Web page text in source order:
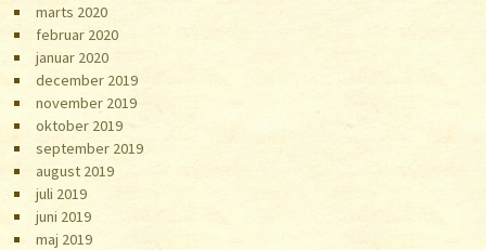
marts 2020
februar 2020
januar 2020
december 2019
november 2019
oktober 2019
september 2019
august 2019
juli 2019
juni 2019
maj 2019